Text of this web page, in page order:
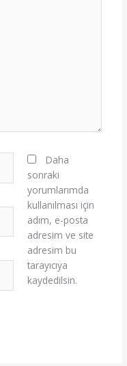
Daha
sonraki
yorumlarımda
kullanılması için
adım, e-posta
adresim ve site
adresim bu
tarayıcıya
kaydedilsin.